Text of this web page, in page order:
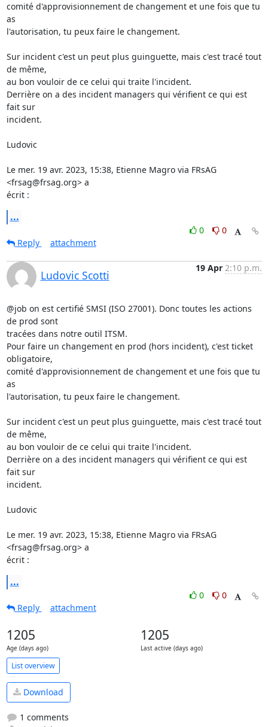
comité d'approvisionnement de changement et une fois que tu
as
l'autorisation, tu peux faire le changement.
Sur incident c'est un peut plus guinguette, mais c'est tracé tout
de même,
au bon vouloir de ce celui qui traite l'incident.
Derrière on a des incident managers qui vérifient ce qui est
fait sur
incident.
Ludovic
Le mer. 19 avr. 2023, 15:38, Etienne Magro via FRsAG
<frsag@frsag.org> a
écrit :
...
0
0
Reply
attachment
Ludovic Scotti
19 Apr 2:10 p.m.
@job on est certifié SMSI (ISO 27001). Donc toutes les actions
de prod sont
tracées dans notre outil ITSM.
Pour faire un changement en prod (hors incident), c'est ticket
obligatoire,
comité d'approvisionnement de changement et une fois que tu
as
l'autorisation, tu peux faire le changement.
Sur incident c'est un peut plus guinguette, mais c'est tracé tout
de même,
au bon vouloir de ce celui qui traite l'incident.
Derrière on a des incident managers qui vérifient ce qui est
fait sur
incident.
Ludovic
Le mer. 19 avr. 2023, 15:38, Etienne Magro via FRsAG
<frsag@frsag.org> a
écrit :
...
0
0
Reply
attachment
1205
Age (days ago)
1205
Last active (days ago)
List overview
Download
1 comments